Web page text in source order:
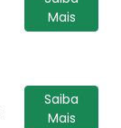
Mais
Saiba
Mais